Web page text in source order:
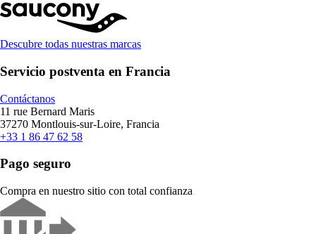
Descubre todas nuestras marcas
Servicio postventa en Francia
Contáctanos
11 rue Bernard Maris
37270 Montlouis-sur-Loire, Francia
+33 1 86 47 62 58
Pago seguro
Compra en nuestro sitio con total confianza